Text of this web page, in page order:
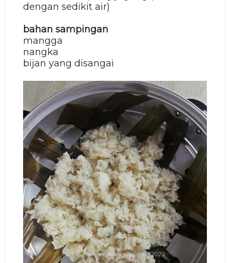
dengan sedikit air)
bahan sampingan
mangga
nangka
bijan yang disangai